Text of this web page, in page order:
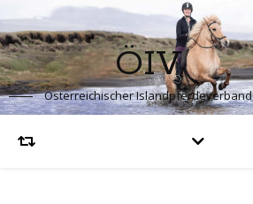
ÖIV
Österreichischer Islandpferdeverband